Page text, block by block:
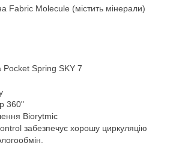
Fabric Molecule (містить мінерали)
Spring SKY 7
360"
Biorytmic
забезпечує хорошу циркуляцію